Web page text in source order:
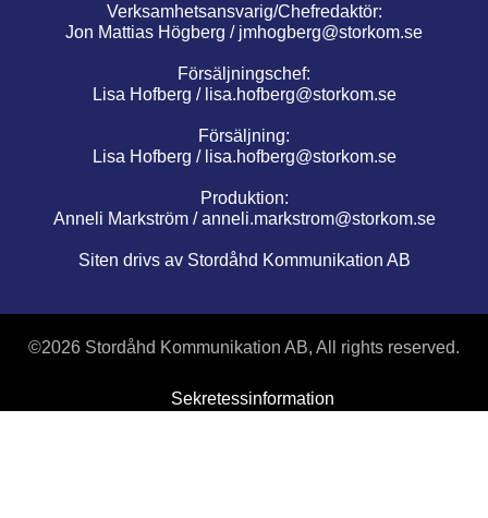
Verksamhetsansvarig/Chefredaktör:
Jon Mattias Högberg / jmhogberg@storkom.se
Försäljningschef:
Lisa Hofberg / lisa.hofberg@storkom.se
Försäljning:
Lisa Hofberg / lisa.hofberg@storkom.se
Produktion:
Anneli Markström /anneli.markstrom@storkom.se
Siten drivs av Stordåhd Kommunikation AB
©2026 Stordåhd Kommunikation AB, All rights reserved.
Sekretessinformation